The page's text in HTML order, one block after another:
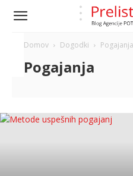
Domov Dogodki Pogajanja
Pogajanja